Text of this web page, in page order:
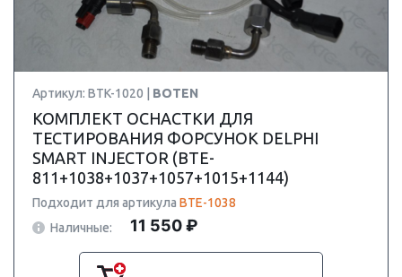
Артикул: BTK-1020 | BOTEN
КОМПЛЕКТ ОСНАСТКИ ДЛЯ
ТЕСТИРОВАНИЯ ФОРСУНОК DELPHI
SMART INJECTOR (BTE-
811+1038+1037+1057+1015+1144)
Подходит для артикула BTE-1038
Наличные:
11 550 ₽